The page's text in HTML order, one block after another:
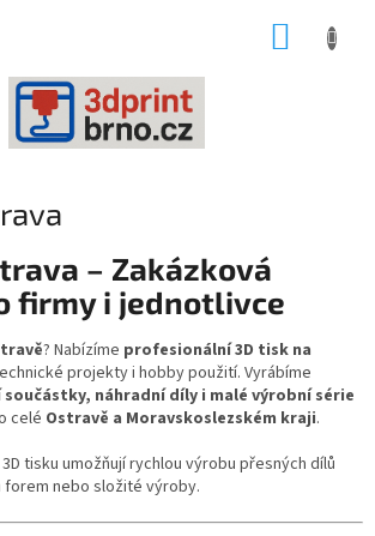
– Zakázková
firmy i jednotlivce
? Nabízíme profesionální 3D tisk na
projekty i hobby použití. Vyrábíme
náhradní díly i malé výrobní série
celé Ostravě a Moravskoslezském kraji.
tisku umožňují rychlou výrobu přesných dílů
nebo složité výroby.